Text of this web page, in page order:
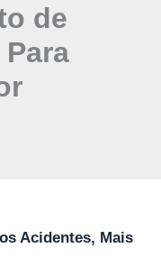
de
Acidentes, Mais